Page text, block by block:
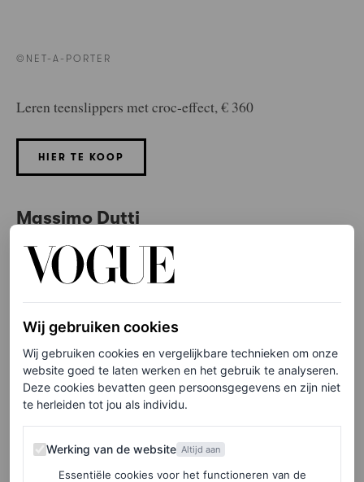
©NET-A-PORTER
Leren teenslippers met croc-effect, € 360
HIER TE KOOP
Massimo Dutti
Wij gebruiken cookies
Wij gebruiken cookies en vergelijkbare technieken om onze
website goed te laten werken en het gebruik te analyseren.
Deze cookies bevatten geen persoonsgegevens en zijn niet
te herleiden tot jou als individu.
Werking van de website
Werking van de website Altijd aan
Essentiële cookies voor het functioneren van de